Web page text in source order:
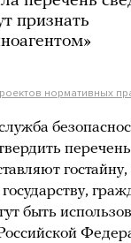
признать
нормативных
быть